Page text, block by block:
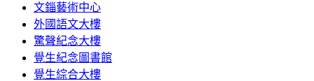
文錙藝術中心
外國語文大樓
驚聲紀念大樓
覺生紀念圖書館
覺生綜合大樓